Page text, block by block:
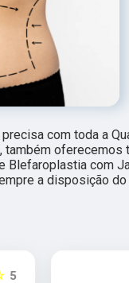
com toda a
também oferecemos
Blefaroplastia com
a disposição do
5